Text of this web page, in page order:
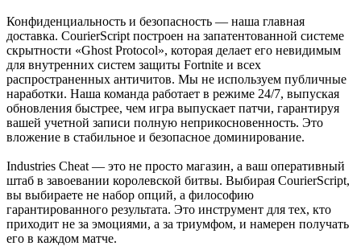
Конфиденциальность и безопасность — наша главная
доставка. CourierScript построен на запатентованной системе
скрытности «Ghost Protocol», которая делает его невидимым
для внутренних систем защиты Fortnite и всех
распространенных античитов. Мы не используем публичные
наработки. Наша команда работает в режиме 24/7, выпуская
обновления быстрее, чем игра выпускает патчи, гарантируя
вашей учетной записи полную неприкосновенность. Это
вложение в стабильное и безопасное доминирование.
Industries Cheat — это не просто магазин, а ваш оперативный
штаб в завоевании королевской битвы. Выбирая CourierScript,
вы выбираете не набор опций, а философию
гарантированного результата. Это инструмент для тех, кто
приходит не за эмоциями, а за триумфом, и намерен получать
его в каждом матче.